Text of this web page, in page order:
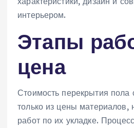
интерьером.
Этапы
цена
Стоимость перекрытия пола
только из цены материалов‚
работ по их укладке.